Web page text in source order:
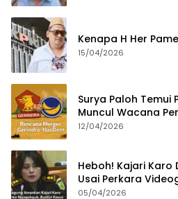
Kenapa H Her
15/04/2026
Surya Paloh
Muncul Wacana
dan Gerindra
12/04/2026
Heboh! Kajari Karo
Usai Perkara
05/04/2026